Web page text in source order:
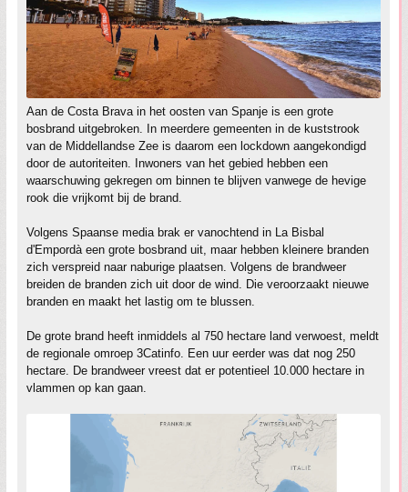
Aan de Costa Brava in het oosten van Spanje is een grote
bosbrand uitgebroken. In meerdere gemeenten in de kuststrook
van de Middellandse Zee is daarom een lockdown aangekondigd
door de autoriteiten. Inwoners van het gebied hebben een
waarschuwing gekregen om binnen te blijven vanwege de hevige
rook die vrijkomt bij de brand.
Volgens Spaanse media brak er vanochtend in La Bisbal
d'Empordà een grote bosbrand uit, maar hebben kleinere branden
zich verspreid naar naburige plaatsen. Volgens de brandweer
breiden de branden zich uit door de wind. Die veroorzaakt nieuwe
branden en maakt het lastig om te blussen.
De grote brand heeft inmiddels al 750 hectare land verwoest, meldt
de regionale omroep 3Catinfo. Een uur eerder was dat nog 250
hectare. De brandweer vreest dat er potentieel 10.000 hectare in
vlammen op kan gaan.